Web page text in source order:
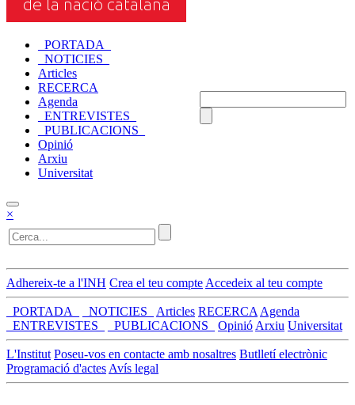
_PORTADA_
_NOTICIES_
Articles
RECERCA
Agenda
_ENTREVISTES_
_PUBLICACIONS_
Opinió
Arxiu
Universitat
×
Adhereix-te a l'INH Crea el teu compte Accedeix al teu compte
_PORTADA_ _NOTICIES_ Articles RECERCA Agenda
_ENTREVISTES_
_PUBLICACIONS_ Opinió Arxiu Universitat
L'Institut Poseu-vos en contacte amb nosaltres Butlletí electrònic
Programació d'actes Avís legal